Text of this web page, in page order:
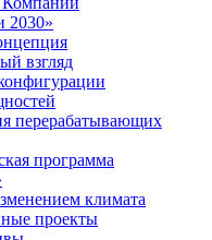
2030»
взгляд
перерабатывающих
программа
климата
проекты